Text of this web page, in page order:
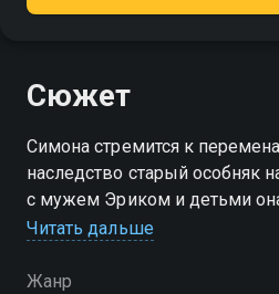
Сюжет
Симона стремится к
наследство старый особняк
с мужем Эриком и детьми
планируя открыть гостиницу.
вступает в страстный роман
Читать дальше
Жанр